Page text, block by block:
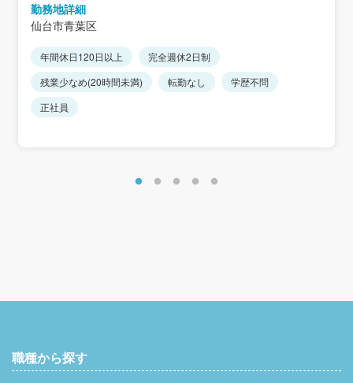
勤務地詳細
仙台市青葉区
年間休日120日以上
完全週休2日制
残業少なめ(20時間未満)
転勤なし
学歴不問
正社員
職種から探す